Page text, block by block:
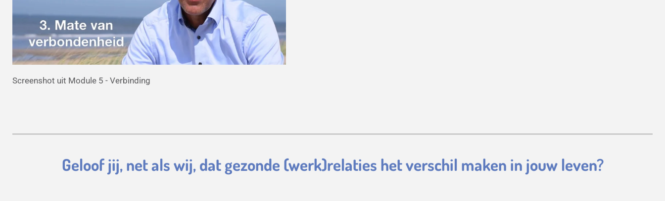
Screenshot uit Module 5 - Verbinding
Geloof jij, net als wij, dat gezonde (werk)relaties het verschil maken in jouw leven?